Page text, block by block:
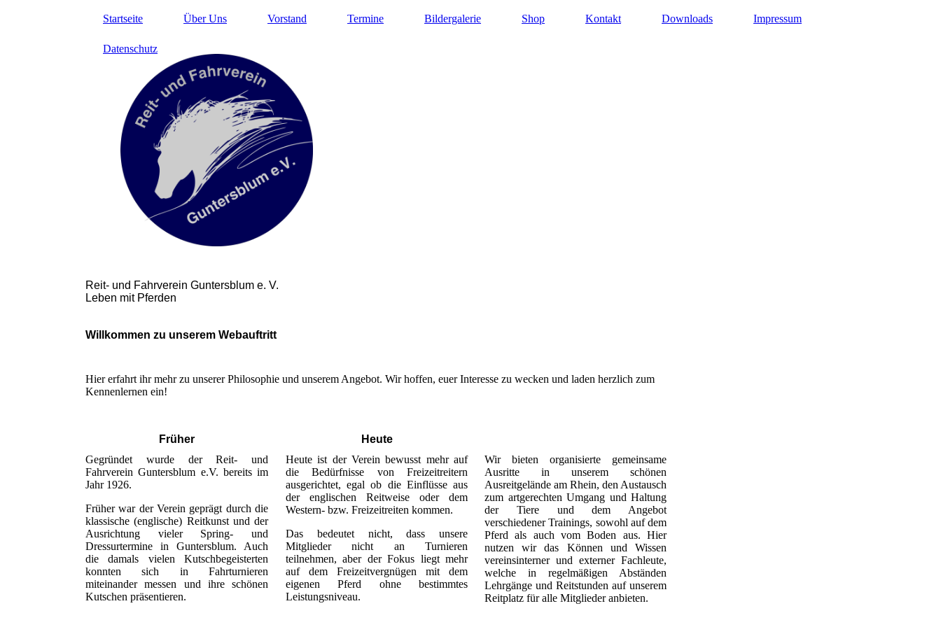
Startseite Über Uns Vorstand Termine Bildergalerie Shop Kontakt Downloads Impressum
Datenschutz
Reit- und Fahrverein Guntersblum e. V.
Leben mit Pferden
Willkommen zu unserem Webauftritt
Hier erfahrt ihr mehr zu unserer Philosophie und unserem Angebot. Wir hoffen, euer Interesse zu wecken und laden herzlich zum
Kennenlernen ein!
Früher
Gegründet wurde der Reit- und
Fahrverein Guntersblum e.V. bereits im
Jahr 1926.
Früher war der Verein geprägt durch die
klassische (englische) Reitkunst und der
Ausrichtung vieler Spring- und
Dressurtermine in Guntersblum. Auch
die damals vielen Kutschbegeisterten
konnten sich in Fahrturnieren
miteinander messen und ihre schönen
Kutschen präsentieren.
Heute
Heute ist der Verein bewusst mehr auf
die Bedürfnisse von Freizeitreitern
ausgerichtet, egal ob die Einflüsse aus
der englischen Reitweise oder dem
Western- bzw. Freizeitreiten kommen.
Das bedeutet nicht, dass unsere
Mitglieder nicht an Turnieren
teilnehmen, aber der Fokus liegt mehr
auf dem Freizeitvergnügen mit dem
eigenen Pferd ohne bestimmtes
Leistungsniveau.
Wir bieten organisierte gemeinsame
Ausritte in unserem schönen
Ausreitgelände am Rhein, den Austausch
zum artgerechten Umgang und Haltung
der Tiere und dem Angebot
verschiedener Trainings, sowohl auf dem
Pferd als auch vom Boden aus. Hier
nutzen wir das Können und Wissen
vereinsinterner und externer Fachleute,
welche in regelmäßigen Abständen
Lehrgänge und Reitstunden auf unserem
Reitplatz für alle Mitglieder anbieten.